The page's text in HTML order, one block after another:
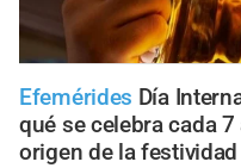
Efemérides Día
qué se celebra cada
origen de la festividad